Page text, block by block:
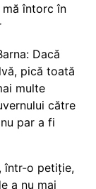
întorc în
Dacă
pică toată
multe
către
par a fi
într-o petiție,
a nu mai